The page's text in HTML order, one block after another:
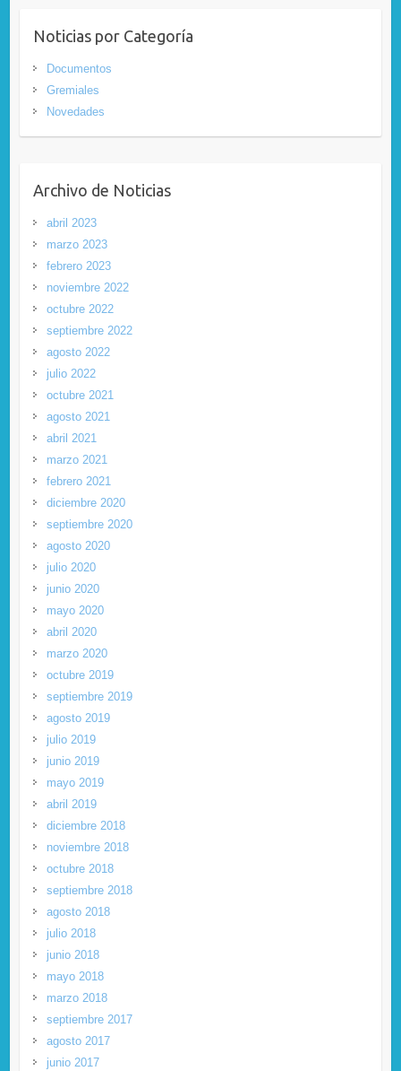
Noticias por Categoría
Documentos
Gremiales
Novedades
Archivo de Noticias
abril 2023
marzo 2023
febrero 2023
noviembre 2022
octubre 2022
septiembre 2022
agosto 2022
julio 2022
octubre 2021
agosto 2021
abril 2021
marzo 2021
febrero 2021
diciembre 2020
septiembre 2020
agosto 2020
julio 2020
junio 2020
mayo 2020
abril 2020
marzo 2020
octubre 2019
septiembre 2019
agosto 2019
julio 2019
junio 2019
mayo 2019
abril 2019
diciembre 2018
noviembre 2018
octubre 2018
septiembre 2018
agosto 2018
julio 2018
junio 2018
mayo 2018
marzo 2018
septiembre 2017
agosto 2017
junio 2017